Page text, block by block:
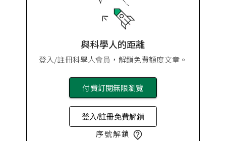
與科學人的距離
登入/註冊科學人會員，解鎖免費額度文章。
付費訂閱無限瀏覽
登入/註冊免費解鎖
序號解鎖